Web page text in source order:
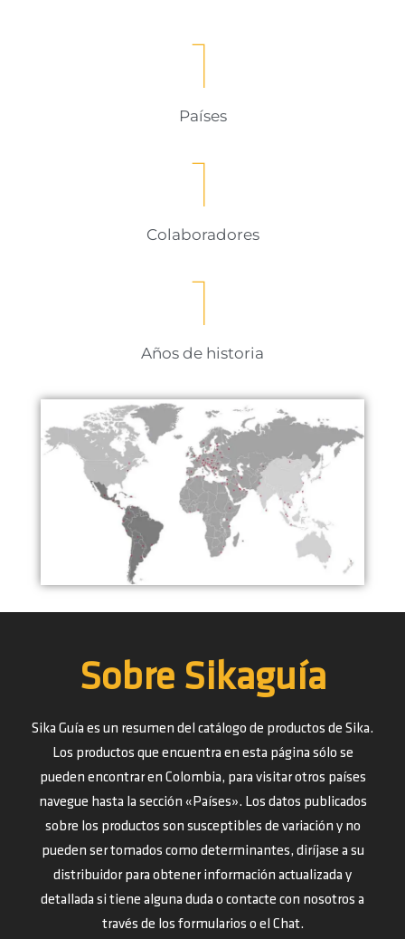
Países
1
Colaboradores
1
Años de historia
1
Sobre Sikaguía
Sika Guía es un resumen del catálogo de productos de Sika.
Los productos que encuentra en esta página sólo se
pueden encontrar en Colombia, para visitar otros países
navegue hasta la sección «Países». Los datos publicados
sobre los productos son susceptibles de variación y no
pueden ser tomados como determinantes, diríjase a su
distribuidor para obtener información actualizada y
detallada si tiene alguna duda o contacte con nosotros a
través de los formularios o el Chat.